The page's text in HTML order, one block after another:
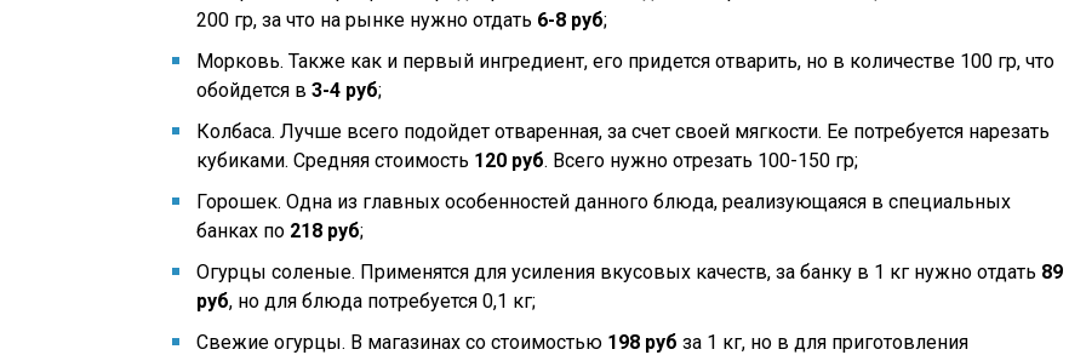
200 гр, за что на рынке нужно отдать 6-8 руб;
Морковь. Также как и первый ингредиент, его придется отварить, но в количестве 100 гр, что
обойдется в 3-4 руб;
Колбаса. Лучше всего подойдет отваренная, за счет своей мягкости. Ее потребуется нарезать
кубиками. Средняя стоимость 120 руб. Всего нужно отрезать 100-150 гр;
Горошек. Одна из главных особенностей данного блюда, реализующаяся в специальных
банках по 218 руб;
Огурцы соленые. Применятся для усиления вкусовых качеств, за банку в 1 кг нужно отдать 89
руб, но для блюда потребуется 0,1 кг;
Свежие огурцы. В магазинах со стоимостью 198 руб за 1 кг, но в для приготовления